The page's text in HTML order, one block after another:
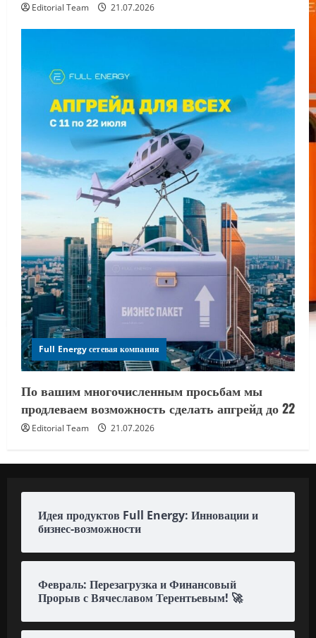
Editorial Team 21.07.2026
Full Energy сетевая компания
По вашим многочисленным просьбам мы
продлеваем возможность сделать апгрейд до 22
Editorial Team 21.07.2026
Идея продуктов Full Energy: Инновации и
бизнес-возможности
Февраль: Перезагрузка и Финансовый
Прорыв с Вячеславом Терентьевым! 🚀